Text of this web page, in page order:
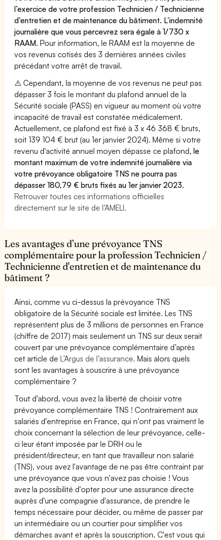
l’exercice de votre profession Technicien / Technicienne
d'entretien et de maintenance du bâtiment. L’indemnité
journalière que vous percevrez sera égale à 1/730 x
RAAM. Pour information, le RAAM est la moyenne de
vos revenus cotisés des 3 dernières années civiles
précédant votre arrêt de travail.
⚠️ Cependant, la moyenne de vos revenus ne peut pas
dépasser 3 fois le montant du plafond annuel de la
Sécurité sociale (PASS) en vigueur au moment où votre
incapacité de travail est constatée médicalement.
Actuellement, ce plafond est fixé à 3 x 46 368 € bruts,
soit 139 104 € brut (au 1er janvier 2024). Même si votre
revenu d'activité annuel moyen dépasse ce plafond,le
montant maximum de votre indemnité journalière via
votre prévoyance obligatoire TNS ne pourra pas
dépasser 180,79 € bruts fixés au 1er janvier 2023.
Retrouver toutes ces informations officielles
directement sur le site de l’AMELI.
Les avantages d’une prévoyance TNS
complémentaire pour la profession Technicien /
Technicienne d'entretien et de maintenance du
bâtiment ?
Ainsi, comme vu ci-dessus la prévoyance TNS
obligatoire de la Sécurité sociale est limitée. Les TNS
représentent plus de 3 millions de personnes en France
(chiffre de 2017) mais seulement un TNS sur deux serait
couvert par une prévoyance complémentaire d’après
cet article deL’Argus de l’assurance. Mais alors quels
sont les avantages à souscrire à une prévoyance
complémentaire ?
Tout d'abord, vous avez la liberté de choisir votre
prévoyance complémentaire TNS ! Contrairement aux
salariés d'entreprise en France, qui n'ont pas vraiment le
choix concernant la sélection de leur prévoyance, celle-
ci leur étant imposée par le DRH ou le
président/directeur, en tant que travailleur non salarié
(TNS), vous avez l'avantage de ne pas être contraint par
une prévoyance que vous n'avez pas choisie ! Vous
avez la possibilité d'opter pour une assurance directe
auprès d'une compagnie d'assurance, de prendre le
temps nécessaire pour décider, ou même de passer par
un intermédiaire ou un courtier pour simplifier vos
démarches avant et après la souscription. C'est vous qui